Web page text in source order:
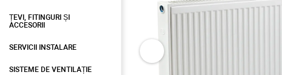
ȚEVI, FITINGURI ȘI
ACCESORII
SERVICII INSTALARE
SISTEME DE VENTILAȚIE